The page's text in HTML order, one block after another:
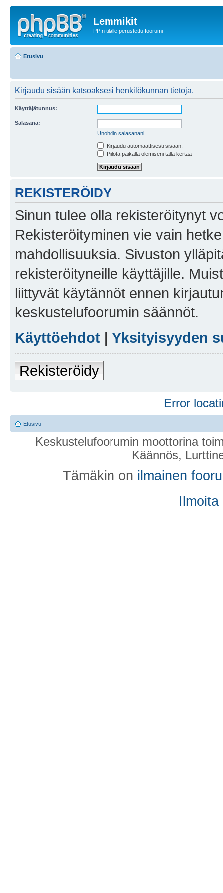
Lemmikit
PP:n tilalle perustettu foorumi
Etusivu
Kirjaudu sisään katsoaksesi henkilökunnan tietoja.
Käyttäjätunnus:
Salasana:
Unohdin salasanani
Kirjaudu automaattisesti sisään.
Piilota paikalla olemiseni tällä kertaa
REKISTERÖIDY
Sinun tulee olla rekisteröitynyt
Rekisteröityminen vie vain
mahdollisuuksia. Sivuston
rekisteröityneille käyttäjille.
liittyvät käytännöt ennen
keskustelufoorumin säännöt.
Käyttöehdot | Yksityisyyden
Rekisteröidy
Error
Etusivu
Keskustelufoorumin moottorina
Käännös,
Tämäkin on ilmainen